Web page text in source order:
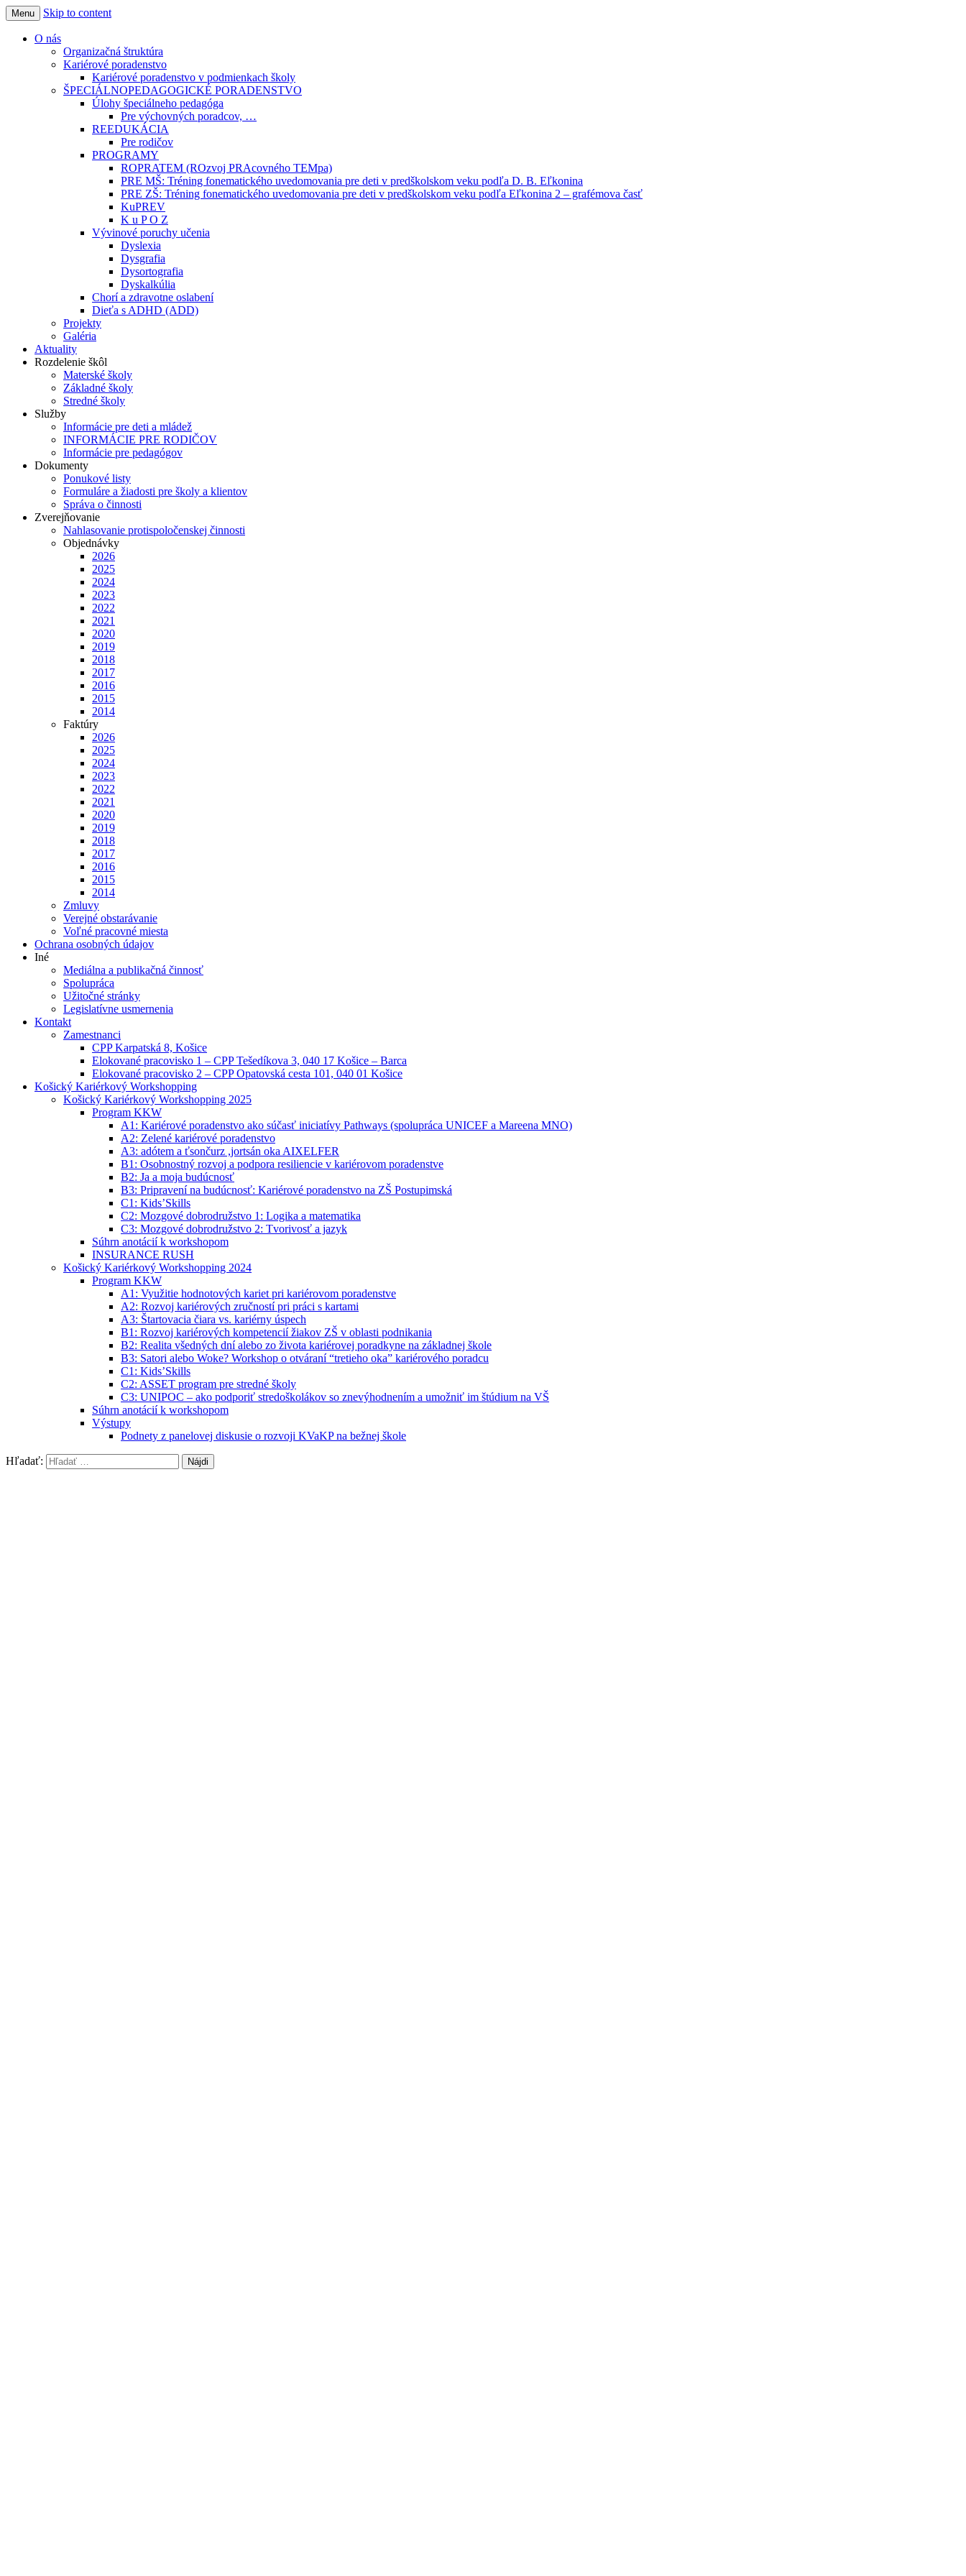
CPP Karpatská 8, Košice
Vitajte na našej stránke
Menu Skip to content
O nás
Organizačná štruktúra
Kariérové poradenstvo
Kariérové poradenstvo v podmienkach školy
ŠPECIÁLNOPEDAGOGICKÉ PORADENSTVO
Úlohy špeciálneho pedagóga
Pre výchovných poradcov, …
REEDUKÁCIA
Pre rodičov
PROGRAMY
ROPRATEM (ROzvoj PRAcovného TEMpa)
PRE MŠ: Tréning fonematického uvedomovania pre deti v predškolskom veku podľa D. B. Eľkonina
PRE ZŠ: Tréning fonematického uvedomovania pre deti v predškolskom veku podľa Eľkonina 2 – grafémova časť
KuPREV
K u P O Z
Vývinové poruchy učenia
Dyslexia
Dysgrafia
Dysortografia
Dyskalkúlia
Chorí a zdravotne oslabení
Dieťa s ADHD (ADD)
Projekty
Galéria
Aktuality
Rozdelenie škôl
Materské školy
Základné školy
Stredné školy
Služby
Informácie pre deti a mládež
INFORMÁCIE PRE RODIČOV
Informácie pre pedagógov
Dokumenty
Ponukové listy
Formuláre a žiadosti pre školy a klientov
Správa o činnosti
Zverejňovanie
Nahlasovanie protispoločenskej činnosti
Objednávky
2026
2025
2024
2023
2022
2021
2020
2019
2018
2017
2016
2015
2014
Faktúry
2026
2025
2024
2023
2022
2021
2020
2019
2018
2017
2016
2015
2014
Zmluvy
Verejné obstarávanie
Voľné pracovné miesta
Ochrana osobných údajov
Iné
Mediálna a publikačná činnosť
Spolupráca
Užitočné stránky
Legislatívne usmernenia
Kontakt
Zamestnanci
CPP Karpatská 8, Košice
Elokované pracovisko 1 – CPP Tešedíkova 3, 040 17 Košice – Barca
Elokované pracovisko 2 – CPP Opatovská cesta 101, 040 01 Košice
Košický Kariérkový Workshopping
Košický Kariérkový Workshopping 2025
Program KKW
A1: Kariérové poradenstvo ako súčasť iniciatívy Pathways (spolupráca UNICEF a Mareena MNO)
A2: Zelené kariérové poradenstvo
A3: adótem a ťsončurz ,jortsán oka AIXELFER
B1: Osobnostný rozvoj a podpora resiliencie v kariérovom poradenstve
B2: Ja a moja budúcnosť
B3: Pripravení na budúcnosť: Kariérové poradenstvo na ZŠ Postupimská
C1: Kids’Skills
C2: Mozgové dobrodružstvo 1: Logika a matematika
C3: Mozgové dobrodružstvo 2: Tvorivosť a jazyk
Súhrn anotácií k workshopom
INSURANCE RUSH
Košický Kariérkový Workshopping 2024
Program KKW
A1: Využitie hodnotových kariet pri kariérovom poradenstve
A2: Rozvoj kariérových zručností pri práci s kartami
A3: Štartovacia čiara vs. kariérny úspech
B1: Rozvoj kariérových kompetencií žiakov ZŠ v oblasti podnikania
B2: Realita všedných dní alebo zo života kariérovej poradkyne na základnej škole
B3: Satori alebo Woke? Workshop o otváraní “tretieho oka” kariérového poradcu
C1: Kids’Skills
C2: ASSET program pre stredné školy
C3: UNIPOC – ako podporiť stredoškolákov so znevýhodnením a umožniť im štúdium na VŠ
Súhrn anotácií k workshopom
Výstupy
Podnety z panelovej diskusie o rozvoji KVaKP na bežnej škole
Hľadať: